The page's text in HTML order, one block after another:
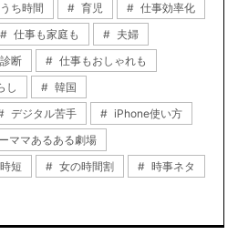
ち時間 育児
仕事効率化
仕事も家庭も
夫婦
診断
仕事もおしゃれも
し
韓国
デジタル苦手
iPhone使い方
ママあるある劇場
時短 女の時間割
時事ネタ